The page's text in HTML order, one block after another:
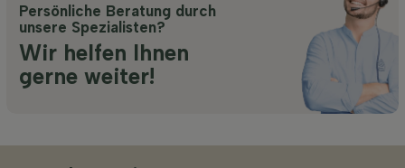
Persönliche Beratung durch
unsere Spezialisten?
Wir helfen Ihnen
gerne weiter!